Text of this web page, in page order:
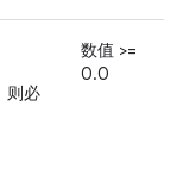
则必
数值 >=
0.0